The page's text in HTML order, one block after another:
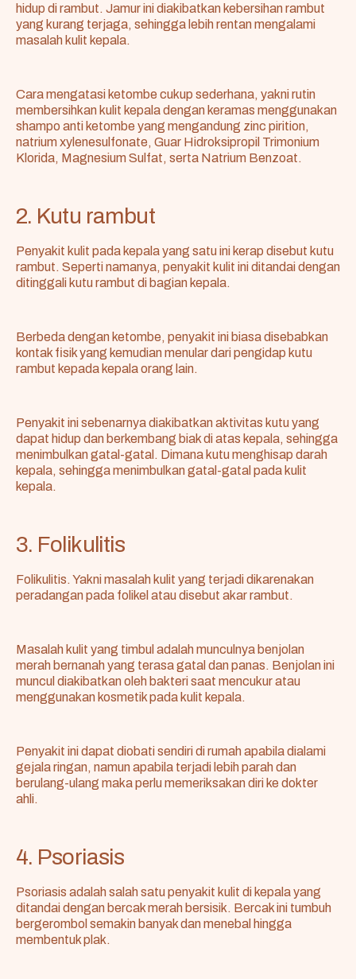
hidup di rambut. Jamur ini diakibatkan kebersihan rambut
yang kurang terjaga, sehingga lebih rentan mengalami
masalah kulit kepala.
Cara mengatasi ketombe cukup sederhana, yakni rutin
membersihkan kulit kepala dengan keramas menggunakan
shampo anti ketombe yang mengandung zinc pirition,
natrium xylenesulfonate, Guar Hidroksipropil Trimonium
Klorida, Magnesium Sulfat, serta Natrium Benzoat.
2. Kutu rambut
Penyakit kulit pada kepala yang satu ini kerap disebut kutu
rambut. Seperti namanya, penyakit kulit ini ditandai dengan
ditinggali kutu rambut di bagian kepala.
Berbeda dengan ketombe, penyakit ini biasa disebabkan
kontak fisik yang kemudian menular dari pengidap kutu
rambut kepada kepala orang lain.
Penyakit ini sebenarnya diakibatkan aktivitas kutu yang
dapat hidup dan berkembang biak di atas kepala, sehingga
menimbulkan gatal-gatal. Dimana kutu menghisap darah
kepala, sehingga menimbulkan gatal-gatal pada kulit
kepala.
3. Folikulitis
Folikulitis. Yakni masalah kulit yang terjadi dikarenakan
peradangan pada folikel atau disebut akar rambut.
Masalah kulit yang timbul adalah munculnya benjolan
merah bernanah yang terasa gatal dan panas. Benjolan ini
muncul diakibatkan oleh bakteri saat mencukur atau
menggunakan kosmetik pada kulit kepala.
Penyakit ini dapat diobati sendiri di rumah apabila dialami
gejala ringan, namun apabila terjadi lebih parah dan
berulang-ulang maka perlu memeriksakan diri ke dokter
ahli.
4. Psoriasis
Psoriasis adalah salah satu penyakit kulit di kepala yang
ditandai dengan bercak merah bersisik. Bercak ini tumbuh
bergerombol semakin banyak dan menebal hingga
membentuk plak.